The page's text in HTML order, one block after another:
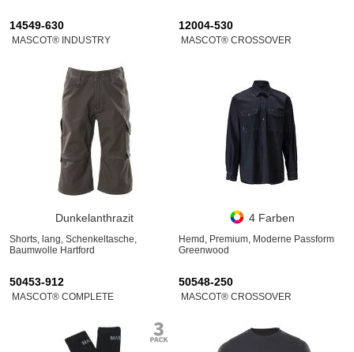
14549-630
MASCOT® INDUSTRY
Dunkelanthrazit
Shorts, lang, Schenkeltasche,
Baumwolle Hartford
12004-530
MASCOT® CROSSOVER
4 Farben
Hemd, Premium, Moderne Passform
Greenwood
50453-912
MASCOT® COMPLETE
50548-250
MASCOT® CROSSOVER